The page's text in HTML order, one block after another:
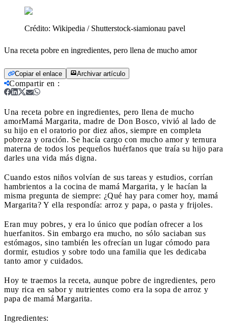
Crédito: Wikipedia / Shutterstock-siamionau pavel
Una receta pobre en ingredientes, pero llena de mucho amor
Copiar el enlace Archivar artículo
Compartir en :
Una receta pobre en ingredientes, pero llena de mucho
amorMamá Margarita, madre de Don Bosco, vivió al lado de
su hijo en el oratorio por diez años, siempre en completa
pobreza y oración. Se hacía cargo con mucho amor y ternura
materna de todos los pequeños huérfanos que traía su hijo para
darles una vida más digna.
Cuando estos niños volvían de sus tareas y estudios, corrían
hambrientos a la cocina de mamá Margarita, y le hacían la
misma pregunta de siempre: ¿Qué hay para comer hoy, mamá
Margarita? Y ella respondía: arroz y papa, o pasta y frijoles.
Eran muy pobres, y era lo único que podían ofrecer a los
huerfanitos. Sin embargo era mucho, no sólo saciaban sus
estómagos, sino también les ofrecían un lugar cómodo para
dormir, estudios y sobre todo una familia que les dedicaba
tanto amor y cuidados.
Hoy te traemos la receta, aunque pobre de ingredientes, pero
muy rica en sabor y nutrientes como era la sopa de arroz y
papa de mamá Margarita.
Ingredientes: